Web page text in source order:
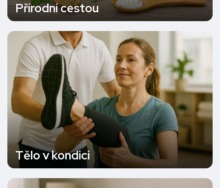
Přírodní cestou
Tělo v kondici